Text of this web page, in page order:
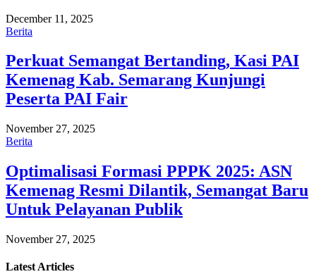
December 11, 2025
Berita
Perkuat Semangat Bertanding, Kasi PAI
Kemenag Kab. Semarang Kunjungi
Peserta PAI Fair
November 27, 2025
Berita
Optimalisasi Formasi PPPK 2025: ASN
Kemenag Resmi Dilantik, Semangat Baru
Untuk Pelayanan Publik
November 27, 2025
Latest Articles